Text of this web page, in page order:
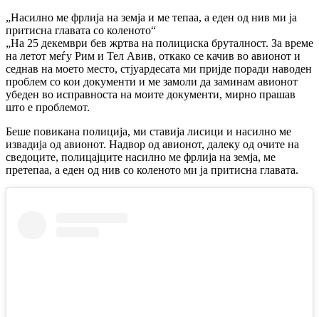
„Насилно ме фрлија на земја и ме тепаа, а еден од нив ми ја
притисна главата со коленото“
„На 25 декември бев жртва на полициска бруталност. За време
на летот меѓу Рим и Тел Авив, откако се качив во авионот и
седнав на моето место, стјуардесата ми пријде поради наводен
проблем со кои документи и ме замоли да заминам авионот
убеден во исправноста на моите документи, мирно прашав
што е проблемот.
Беше повикана полиција, ми ставија лисици и насилно ме
извадија од авионот. Надвор од авионот, далеку од очите на
сведоците, полицајците насилно ме фрлија на земја, ме
претепаа, а еден од нив со коленото ми ја притисна главата.